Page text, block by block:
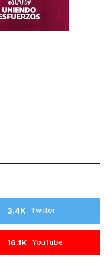
Twitter
3.4K
YouTube
16.1K